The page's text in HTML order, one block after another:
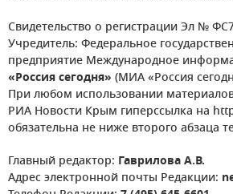
Свидетельство о регистрации Эл №
Учредитель: Федеральное
предприятие Международное
«Россия сегодня» (МИА «Россия
При любом использовании
РИА Новости Крым гиперссылка на
обязательна не ниже второго абзаца
Главный редактор: Гаврилова А.В.
Адрес электронной почты Редакции: